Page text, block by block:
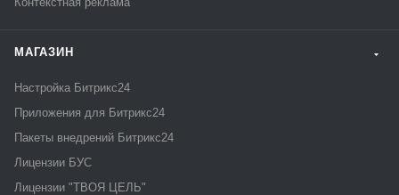
МАГАЗИН
Настройка Битрикс24
Приложения для Битрикс24
Пакеты внедрений Битрикс24
Лицензии БУС
Лицензии "ТВОЯ ЦЕЛЬ"